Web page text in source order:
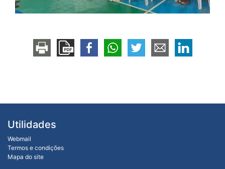
Utilidades
Webmail
Termos e condições
Mapa do site